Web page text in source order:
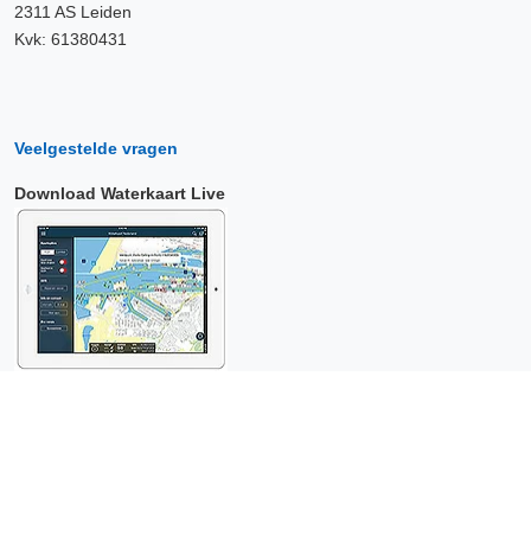
2311 AS Leiden
Kvk: 61380431
Veelgestelde vragen
Download Waterkaart Live